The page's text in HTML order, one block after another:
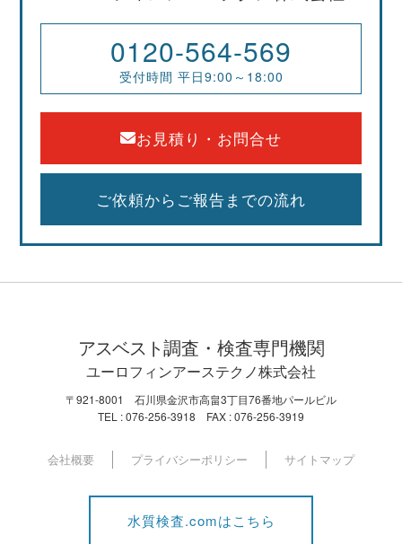
0120-564-569
受付時間 平日9:00～18:00
お見積り・お問合せ
ご依頼からご報告までの流れ
アスベスト調査・検査専門機関
ユーロフィンアーステクノ株式会社
〒921-8001 石川県金沢市高畠3丁目76番地パールビル
TEL : 076-256-3918 FAX : 076-256-3919
会社概要 プライバシーポリシー サイトマップ
水質検査.comはこちら